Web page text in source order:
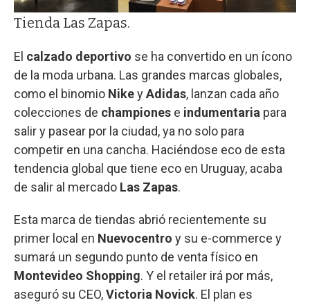
Tienda Las Zapas.
El calzado deportivo se ha convertido en un ícono
de la moda urbana. Las grandes marcas globales,
como el binomio NikeyAdidas, lanzan cada año
colecciones de championes e indumentaria para
salir y pasear por la ciudad, ya no solo para
competir en una cancha. Haciéndose eco de esta
tendencia global que tiene eco en Uruguay, acaba
de salir al mercado Las Zapas.
Esta marca de tiendas abrió recientemente su
primer local en Nuevocentro y su e-commerce y
sumará un segundo punto de venta físico en
Montevideo Shopping. Y el retailer irá por más,
aseguró su CEO,Victoria Novick. El plan es